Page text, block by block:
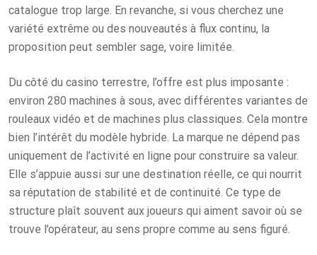
catalogue trop large. En revanche, si vous cherchez une
variété extrême ou des nouveautés à flux continu, la
proposition peut sembler sage, voire limitée.
Du côté du casino terrestre, l’offre est plus imposante :
environ 280 machines à sous, avec différentes variantes de
rouleaux vidéo et de machines plus classiques. Cela montre
bien l’intérêt du modèle hybride. La marque ne dépend pas
uniquement de l’activité en ligne pour construire sa valeur.
Elle s’appuie aussi sur une destination réelle, ce qui nourrit
sa réputation de stabilité et de continuité. Ce type de
structure plaît souvent aux joueurs qui aiment savoir où se
trouve l’opérateur, au sens propre comme au sens figuré.